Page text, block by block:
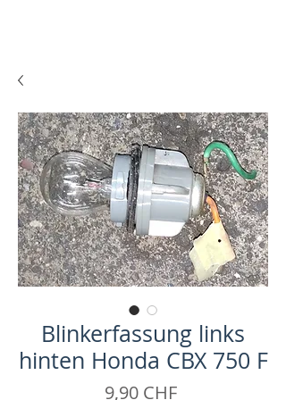
Blinkerfassung links
hinten Honda CBX 750 F
9,90 CHFPrezzo